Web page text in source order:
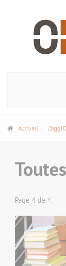
Accueil
Page 4 de 4.
Panneau de gestion